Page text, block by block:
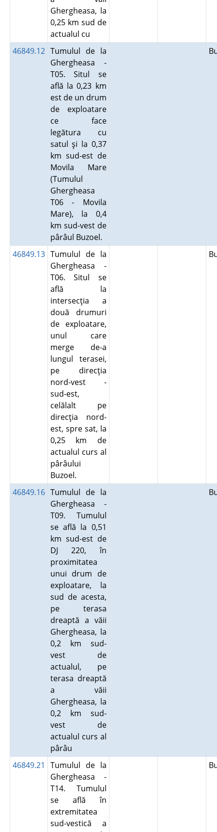
Ghergheasa, la
0,25 km sud de
actualul cu
46849.12 Tumulul de la
Ghergheasa -
T05. Situl se
află la 0,23 km
est de un drum
de exploatare
ce face
legătura cu
satul şi la 0,37
km sud-est de
Movila Mare
(Tumulul
Ghergheasa
T06 - Movila
Mare), la 0,4
km sud-vest de
pârâul Buzoel.
46849.13 Tumulul de la
Ghergheasa -
T06. Situl se
află la
intersecţia a
două drumuri
de exploatare,
unul care
merge de-a
lungul terasei,
pe direcţia
nord-vest -
sud-est,
celălalt pe
direcţia nord-
est, spre sat, la
0,25 km de
actualul curs al
pârâului
Buzoel.
46849.16 Tumulul de la
Ghergheasa -
T09. Tumulul
se află la 0,51
km sud-est de
DJ 220, în
proximitatea
unui drum de
exploatare, la
sud de acesta,
pe terasa
dreaptă a văii
Ghergheasa, la
0,2 km sud-
vest de
actualul, pe
terasa dreaptă
a văii
Ghergheasa, la
0,2 km sud-
vest de
actualul curs al
pârâu
46849.21
Tumulul de la
Ghergheasa -
T14. Tumulul
se află în
extremitatea
sud-vestică a